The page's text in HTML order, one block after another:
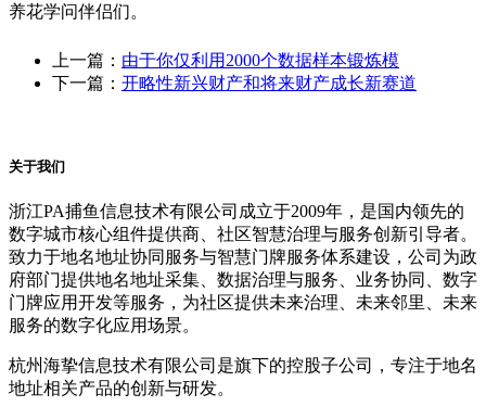
养花学问伴侣们。
上一篇： 由于你仅利用2000个数据样本锻炼模
下一篇： 开略性新兴财产和将来财产成长新赛道
关于我们
浙江PA捕鱼信息技术有限公司成立于2009年，是国内领先的
数字城市核心组件提供商、社区智慧治理与服务创新引导者。
致力于地名地址协同服务与智慧门牌服务体系建设，公司为政
府部门提供地名地址采集、数据治理与服务、业务协同、数字
门牌应用开发等服务，为社区提供未来治理、未来邻里、未来
服务的数字化应用场景。
杭州海挚信息技术有限公司是旗下的控股子公司，专注于地名
地址相关产品的创新与研发。